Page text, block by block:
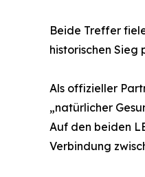
Beide Treffer
historischen Sieg
Als offizieller
„natürlicher
Auf den beiden
Verbindung